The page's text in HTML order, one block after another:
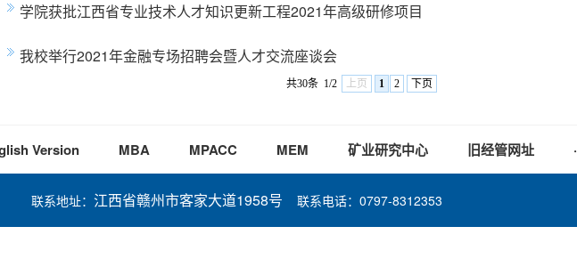
学院获批江西省专业技术人才知识更新工程2021年高级研修项目
我校举行2021年金融专场招聘会暨人才交流座谈会
共30条 1/2 上页 1 2 下页
Version MBA MPACC MEM 矿业研究中心 旧经管网址 ·
联系地址： 江西省赣州市客家大道1958号 联系电话：0797-8312353